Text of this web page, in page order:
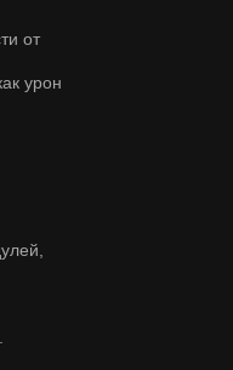
от
урон